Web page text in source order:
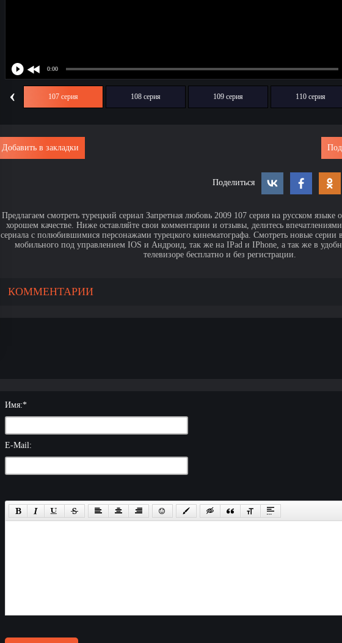
‹ 107 серия 108 серия 109 серия 110 серия
Добавить в закладки
Поделиться
Предлагаем смотреть турецкий сериал Запретная любовь 2009 107 серия на русском языке
хорошем качестве. Ниже оставляйте свои комментарии и отзывы, делитесь
сериала с полюбившимися персонажами турецкого кинематографа. Смотреть новые серии
мобильного под управлением IOS и Андроид, так же на IPad и IPhone, а так же в
телевизоре бесплатно и без регистрации.
КОММЕНТАРИИ
Имя:*
E-Mail: